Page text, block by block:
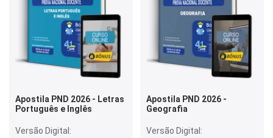
Apostila PND 2026 - Letras
Português e Inglês
Versão Digital:
Apostila PND 2026 -
Geografia
Versão Digital: